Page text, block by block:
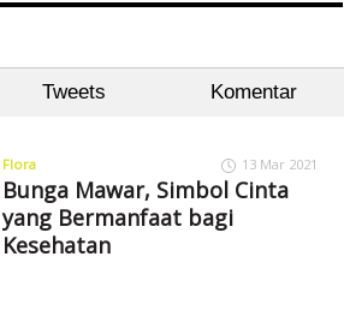
Tweets Komentar
Flora 13 Mar 2021
Bunga Mawar, Simbol Cinta
yang Bermanfaat bagi
Kesehatan